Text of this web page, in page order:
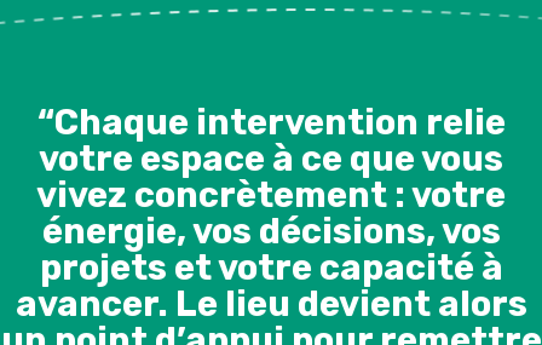
“Chaque intervention relie
votre espace à ce que vous
vivez concrètement : votre
énergie, vos décisions, vos
projets et votre capacité à
avancer. Le lieu devient alors